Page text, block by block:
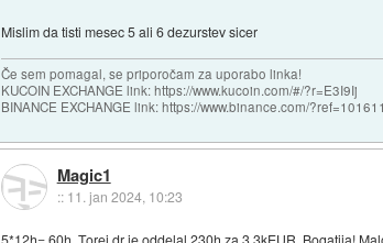
Mislim da tisti mesec 5 ali 6 dezurstev sicer
Če sem pomagal, se priporočam za uporabo linka!
KUCOIN EXCHANGE link: https://www.kucoin.com/#/?r=E3I9Ij
BINANCE EXCHANGE link: https://www.binance.com/
Magic1
:: 11. jan 2024, 10:23